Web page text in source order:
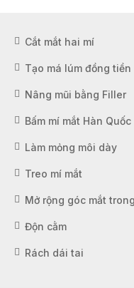
Cắt mắt hai mí
Tạo má lúm đồng tiền
Nâng mũi bằng Filler
Bấm mí mắt Hàn Quốc
Làm mỏng môi dày
Treo mí mắt
Mở rộng góc mắt trong
Độn cằm
Rách dái tai